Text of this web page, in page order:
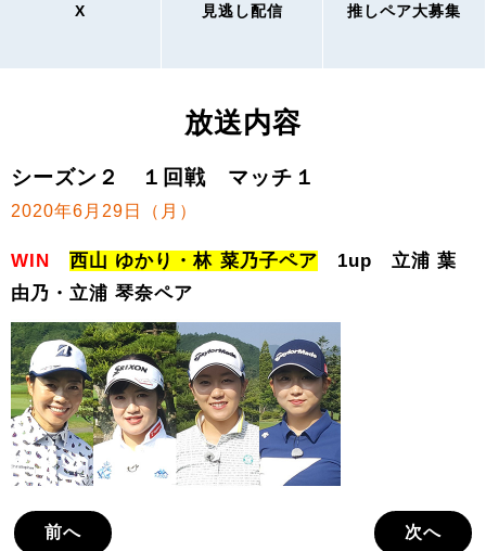
X 見逃し配信 推しペア大募集
放送内容
シーズン２ １回戦 マッチ１
2020年6月29日（月）
WIN 西山 ゆかり・林 菜乃子ペア 1up 立浦 葉
由乃・立浦 琴奈ペア
前へ 次へ